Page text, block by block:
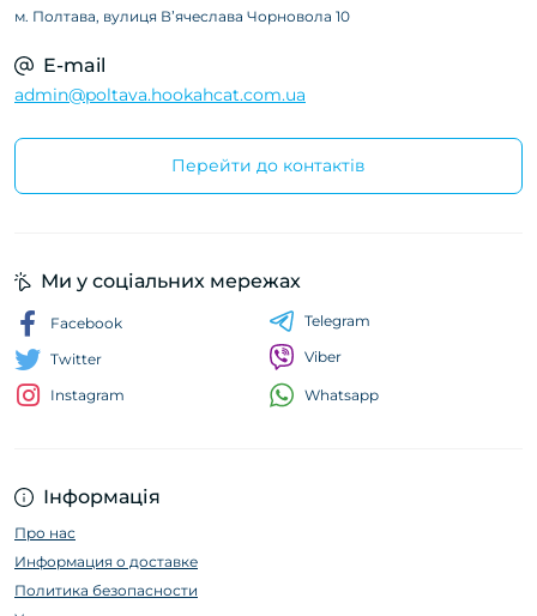
м. Полтава, вулиця Вʼячеслава Чорновола 10
E-mail
admin@poltava.hookahcat.com.ua
Перейти до контактів
Інформація
Про нас
Информация о доставке
Политика безопасности
Ми у соціальних мережах
Facebook
Twitter
Instagram
Telegram
Viber
Whatsapp